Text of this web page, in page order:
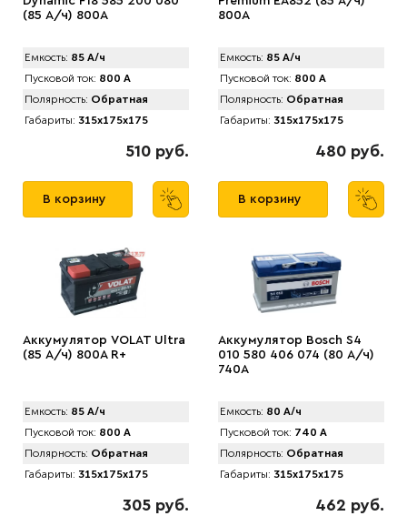
(85 А/ч) 800А
Емкость: 85 А/ч
Пусковой ток: 800 А
Полярность: Обратная
Габариты: 315x175x175
510 руб.
В корзину
800A
Емкость: 85 А/ч
Пусковой ток: 800 А
Полярность: Обратная
Габариты: 315x175x175
480 руб.
В корзину
Аккумулятор VOLAT Ultra
(85 А/ч) 800А R+
Емкость: 85 А/ч
Пусковой ток: 800 А
Полярность: Обратная
Габариты: 315x175x175
305 руб.
Аккумулятор Bosch S4
010 580 406 074 (80 А/ч)
740A
Емкость: 80 А/ч
Пусковой ток: 740 А
Полярность: Обратная
Габариты: 315x175x175
462 руб.